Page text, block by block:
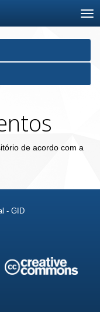
de acordo com a
- GID